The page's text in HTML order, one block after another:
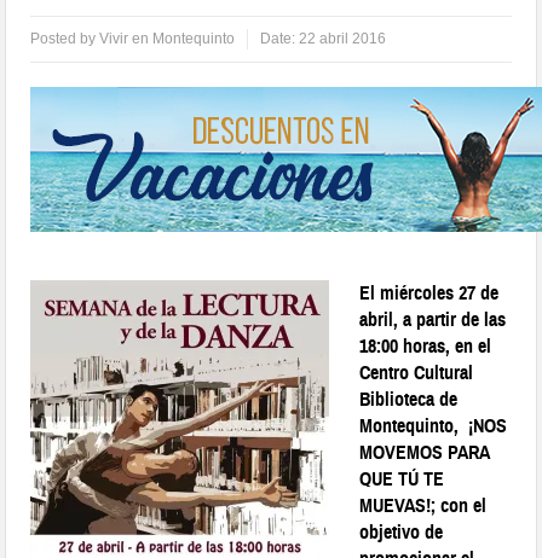
Posted byVivir en Montequinto Date:22 abril 2016
El miércoles 27 de
abril, a partir de las
18:00 horas, en el
Centro Cultural
Biblioteca de
Montequinto, ¡NOS
MOVEMOS PARA
QUE TÚ TE
MUEVAS!; con el
objetivo de